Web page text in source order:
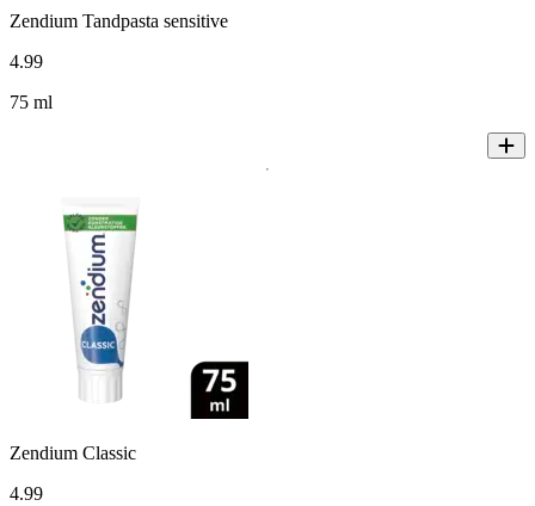
Zendium Tandpasta sensitive
4.99
75 ml
Zendium Classic
4.99